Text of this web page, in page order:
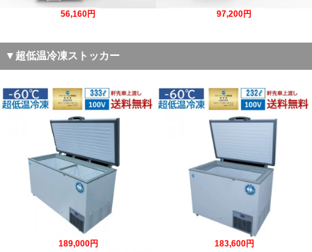
56,160円 97,200円
▼超低温冷凍ストッカー
189,000円 183,600円